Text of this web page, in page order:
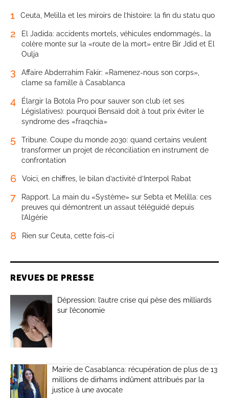
1 Ceuta, Melilla et les miroirs de l’histoire: la fin du statu quo
2
El Jadida: accidents mortels, véhicules endommagés… la
colère monte sur la «route de la mort» entre Bir Jdid et El
Oulja
3
Affaire Abderrahim Fakir: «Ramenez-nous son corps»,
clame sa famille à Casablanca
4
Élargir la Botola Pro pour sauver son club (et ses
Législatives): pourquoi Bensaïd doit à tout prix éviter le
syndrome des «fraqchia»
5
Tribune. Coupe du monde 2030: quand certains veulent
transformer un projet de réconciliation en instrument de
confrontation
6 Voici, en chiffres, le bilan d’activité d’Interpol Rabat
7
Rapport. La main du «Système» sur Sebta et Melilla: ces
preuves qui démontrent un assaut téléguidé depuis
l’Algérie
8 Rien sur Ceuta, cette fois-ci
REVUES DE PRESSE
Dépression: l’autre crise qui pèse des milliards
sur l’économie
Mairie de Casablanca: récupération de plus de 13
millions de dirhams indûment attribués par la
justice à une avocate